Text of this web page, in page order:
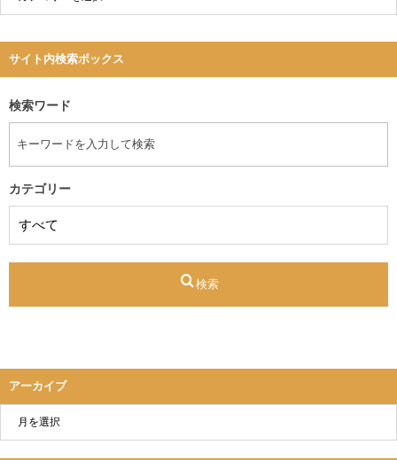
サイト内検索ボックス
検索ワード
カテゴリー
検索
アーカイブ